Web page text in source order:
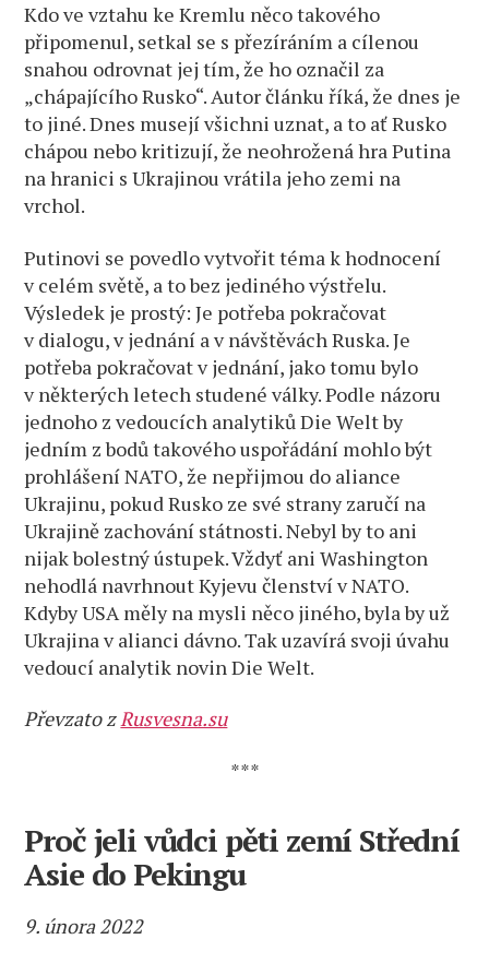
Kdo ve vztahu ke Kremlu něco takového
připomenul, setkal se s přezíráním a cílenou
snahou odrovnat jej tím, že ho označil za
„chápajícího Rusko“. Autor článku říká, že dnes je
to jiné. Dnes musejí všichni uznat, a to ať Rusko
chápou nebo kritizují, že neohrožená hra Putina
na hranici s Ukrajinou vrátila jeho zemi na
vrchol.
Putinovi se povedlo vytvořit téma k hodnocení
v celém světě, a to bez jediného výstřelu.
Výsledek je prostý: Je potřeba pokračovat
v dialogu, v jednání a v návštěvách Ruska. Je
potřeba pokračovat v jednání, jako tomu bylo
v některých letech studené války. Podle názoru
jednoho z vedoucích analytiků Die Welt by
jedním z bodů takového uspořádání mohlo být
prohlášení NATO, že nepřijmou do aliance
Ukrajinu, pokud Rusko ze své strany zaručí na
Ukrajině zachování státnosti. Nebyl by to ani
nijak bolestný ústupek. Vždyť ani Washington
nehodlá navrhnout Kyjevu členství v NATO.
Kdyby USA měly na mysli něco jiného, byla by už
Ukrajina v alianci dávno. Tak uzavírá svoji úvahu
vedoucí analytik novin Die Welt.
Převzato zRusvesna.su
***
Proč jeli vůdci pěti zemí Střední
Asie do Pekingu
9. února 2022